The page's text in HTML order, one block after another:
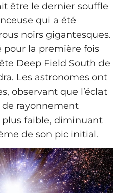
être le dernier souffle
qui a été
noirs gigantesques.
pour la première fois
Deep Field South de
Les astronomes ont
observant que l’éclat
rayonnement
faible, diminuant
de son pic initial.